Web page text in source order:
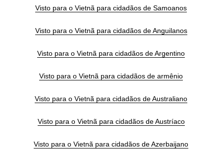
Visto para o Vietnã para cidadãos de Samoanos
Visto para o Vietnã para cidadãos de Anguilanos
Visto para o Vietnã para cidadãos de Argentino
Visto para o Vietnã para cidadãos de armênio
Visto para o Vietnã para cidadãos de Australiano
Visto para o Vietnã para cidadãos de Austríaco
Visto para o Vietnã para cidadãos de Azerbaijano